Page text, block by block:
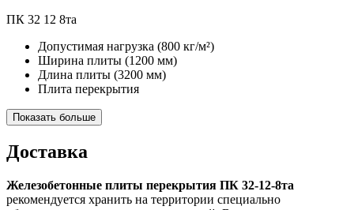
ПК 32 12 8та
Допустимая нагрузка (800 кг/м²)
Ширина плиты (1200 мм)
Длина плиты (3200 мм)
Плита перекрытия
Показать больше
Доставка
Железобетонные плиты перекрытия ПК 32-12-8та
рекомендуется хранить на территории специально